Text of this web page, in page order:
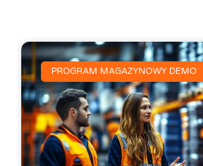
PROGRAM MAGAZYNOWY DEMO